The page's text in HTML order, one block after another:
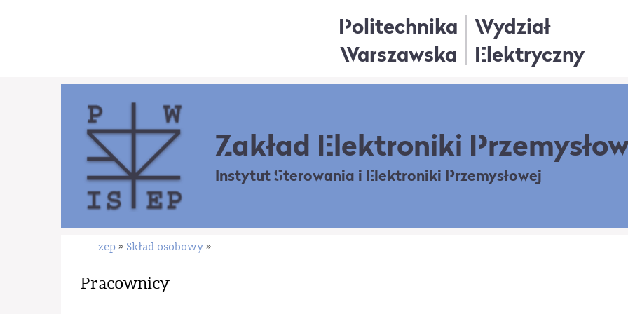
Politechnika
Warszawska
Wydział
Elektryczny
Zakład Elektroniki
Instytut Sterowania i Elektroniki Przemysłowej
zep » Skład osobowy »
Pracownicy